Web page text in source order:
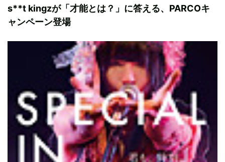
s**t kingzが「才能とは？」に答える、PARCOキ
ャンペーン登場